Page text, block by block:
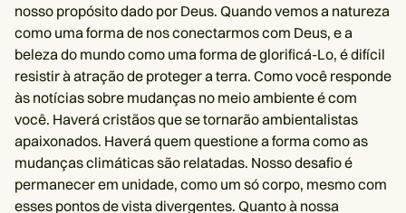
nosso propósito dado por Deus. Quando vemos a natureza
como uma forma de nos conectarmos com Deus, e a
beleza do mundo como uma forma de glorificá-Lo, é difícil
resistir à atração de proteger a terra. Como você responde
às notícias sobre mudanças no meio ambiente é com
você. Haverá cristãos que se tornarão ambientalistas
apaixonados. Haverá quem questione a forma como as
mudanças climáticas são relatadas. Nosso desafio é
permanecer em unidade, como um só corpo, mesmo com
esses pontos de vista divergentes. Quanto à nossa